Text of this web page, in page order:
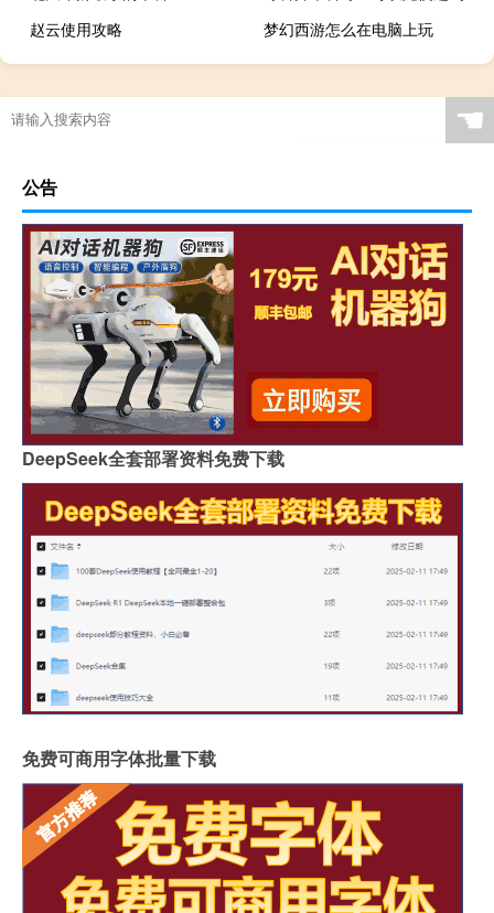
赵云使用攻略
梦幻西游怎么在电脑上玩
☚
公告
DeepSeek全套部署资料免费下载
免费可商用字体批量下载